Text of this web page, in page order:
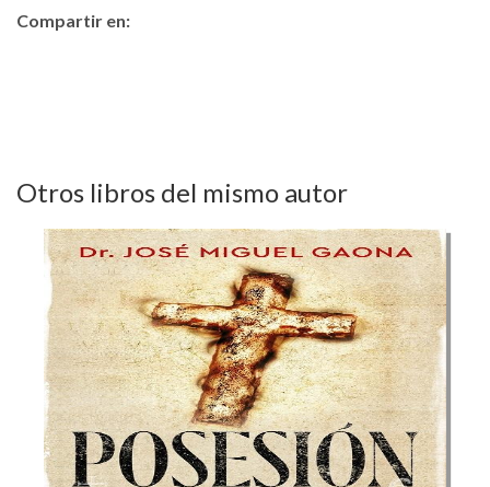
Compartir en:
Otros libros del mismo autor